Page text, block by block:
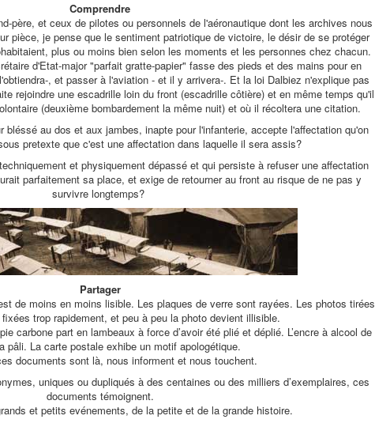
Comprendre
père, et ceux de pilotes ou personnels de l'aéronautique dont les archives nous
pièce, je pense que le sentiment patriotique de victoire, le désir de se protéger
plus ou moins bien selon les moments et les personnes chez chacun.
d'Etat-major "parfait gratte-papier" fasse des pieds et des mains pour en
, et passer à l'aviation - et il y arrivera-. Et la loi Dalbiez n'explique pas
rejoindre une escadrille loin du front (escadrille côtière) et en même temps qu'il
(deuxième bombardement la même nuit) et où il récoltera une citation.
bléssé au dos et aux jambes, inapte pour l'infanterie, accepte l'affectation qu'on
pretexte que c'est une affectation dans laquelle il sera assis?
et physiquement dépassé et qui persiste à refuser une affectation
parfaitement sa place, et exige de retourner au front au risque de ne pas y
survivre longtemps?
Partager
de moins en moins lisible. Les plaques de verre sont rayées. Les photos tirées
trop rapidement, et peu à peu la photo devient illisible.
carbone part en lambeaux à force d’avoir été plié et déplié. L’encre à alcool de
pâli. La carte postale exhibe un motif apologétique.
documents sont là, nous informent et nous touchent.
uniques ou dupliqués à des centaines ou des milliers d’exemplaires, ces
documents témoignent.
et petits evénements, de la petite et de la grande histoire.